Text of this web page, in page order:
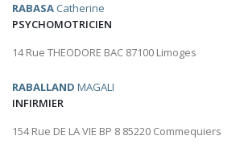
RABASA Catherine
PSYCHOMOTRICIEN
14 Rue THEODORE BAC 87100 Limoges
RABALLAND MAGALI
INFIRMIER
154 Rue DE LA VIE BP 8 85220 Commequiers